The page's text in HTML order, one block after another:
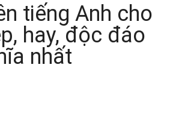
tiếng Anh cho
hay, độc đáo
nhất